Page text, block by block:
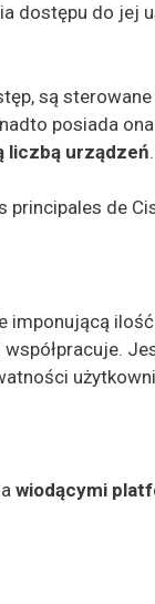
dostępu do jej
są
posiada
liczbą urządzeń.
imponującą
wiodącymi